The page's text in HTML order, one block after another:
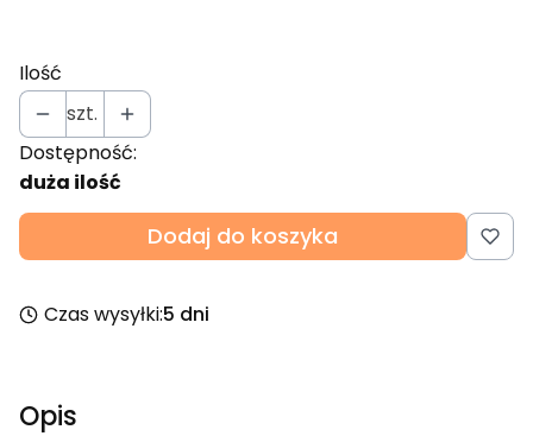
Ilość
szt.
Dostępność:
duża ilość
Dodaj do koszyka
Czas wysyłki:5 dni
Opis